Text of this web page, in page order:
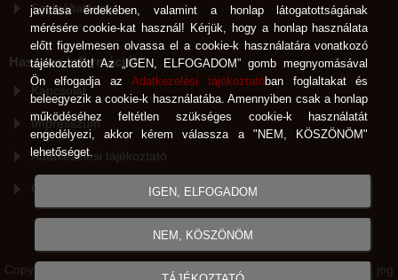
Szolgáltatások
Hasznos Információk
Kapcsolat
Impresszum
Adatkezelési tájékoztató
Cookie-k használata
Copyright © Kéktói Ménes Hódmezővásárhely 2007-2026 Minden jog
javítása érdekében, valamint a honlap látogatottságának
mérésére cookie-kat használ! Kérjük, hogy a honlap használata
előtt figyelmesen olvassa el a cookie-k használatára vonatkozó
tájékoztatót! Az „IGEN, ELFOGADOM” gomb megnyomásával
Ön elfogadja az Adatkezelési tájékoztatóban foglaltakat és
beleegyezik a cookie-k használatába. Amennyiben csak a honlap
működéséhez feltétlen szükséges cookie-k használatát
engedélyezi, akkor kérem válassza a "NEM, KÖSZÖNÖM"
lehetőséget.
IGEN, ELFOGADOM
NEM, KÖSZÖNÖM